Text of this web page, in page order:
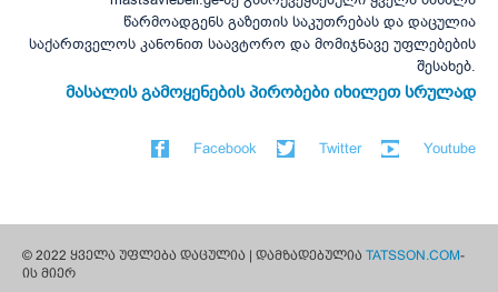
წარმოადგენს გაზეთის საკუთრებას და დაცულია
საქართველოს კანონით საავტორო და მომიჯნავე უფლებების
შესახებ.
მასალის გამოყენების პირობები იხილეთ სრულად
Facebook Twitter Youtube
© 2022 ყველა უფლება დაცულია | დამზადებულია TATSSON.COM-
ის მიერ